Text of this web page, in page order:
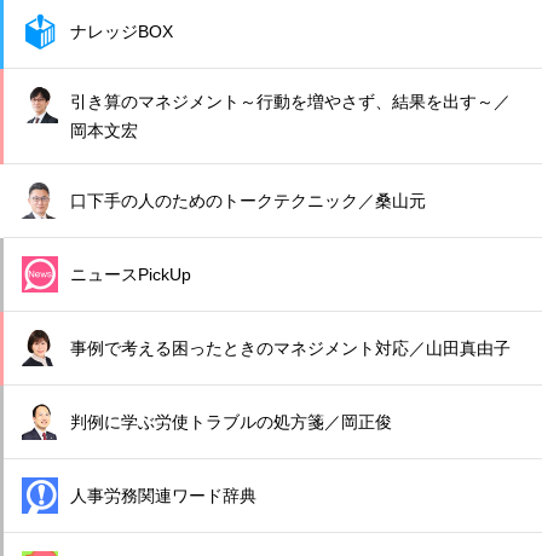
ナレッジBOX
引き算のマネジメント～行動を増やさず、結果を出す～／
岡本文宏
口下手の人のためのトークテクニック／桑山元
ニュースPickUp
事例で考える困ったときのマネジメント対応／山田真由子
判例に学ぶ労使トラブルの処方箋／岡正俊
人事労務関連ワード辞典